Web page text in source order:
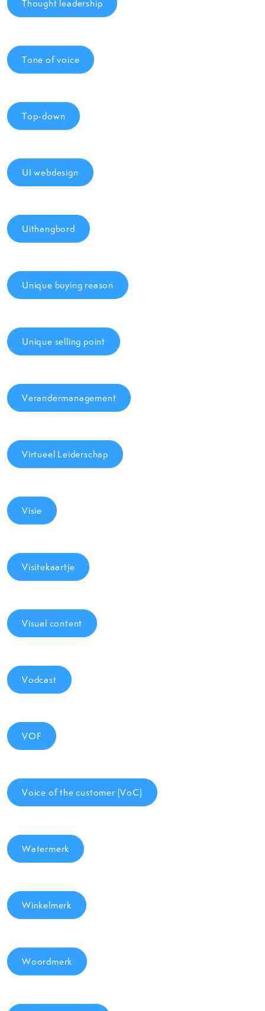
Thought leadership
Tone of voice
Top-down
UI webdesign
Uithangbord
Unique buying reason
Unique selling point
Verandermanagement
Virtueel Leiderschap
Visie
Visitekaartje
Visual content
Vodcast
VOF
Voice of the customer (VoC)
Watermerk
Winkelmerk
Woordmerk